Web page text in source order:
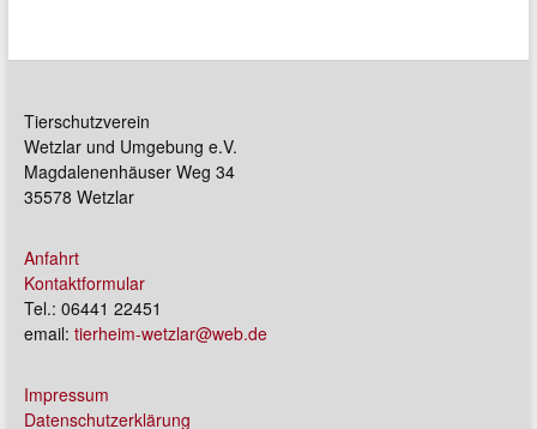
Tierschutzverein
Wetzlar und Umgebung e.V.
Magdalenenhäuser Weg 34
35578 Wetzlar
Anfahrt
Kontaktformular
Tel.: 06441 22451
email: tierheim-wetzlar@web.de
Impressum
Datenschutzerklärung